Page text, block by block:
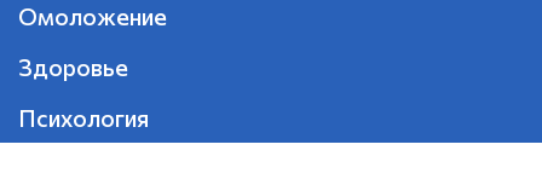
Омоложение
Здоровье
Психология